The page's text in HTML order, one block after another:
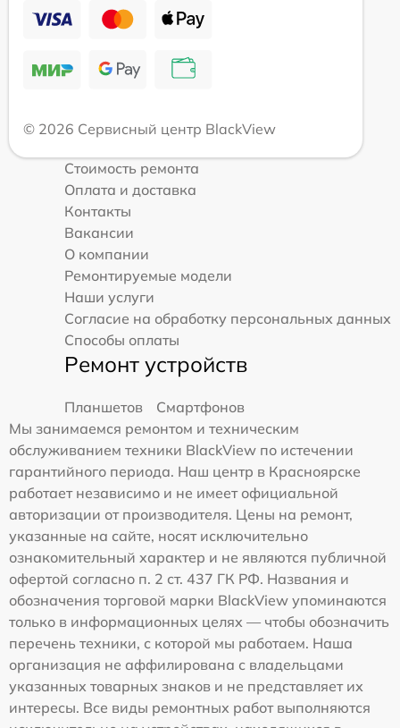
© 2026 Сервисный центр BlackView
Стоимость ремонта
Оплата и доставка
Контакты
Вакансии
О компании
Ремонтируемые модели
Наши услуги
Согласие на обработку персональных данных
Способы оплаты
Ремонт устройств
Планшетов
Смартфонов
Мы занимаемся ремонтом и техническим
обслуживанием техники BlackView по истечении
гарантийного периода. Наш центр в Красноярске
работает независимо и не имеет официальной
авторизации от производителя. Цены на ремонт,
указанные на сайте, носят исключительно
ознакомительный характер и не являются публичной
офертой согласно п. 2 ст. 437 ГК РФ. Названия и
обозначения торговой марки BlackView упоминаются
только в информационных целях — чтобы обозначить
перечень техники, с которой мы работаем. Наша
организация не аффилирована с владельцами
указанных товарных знаков и не представляет их
интересы. Все виды ремонтных работ выполняются